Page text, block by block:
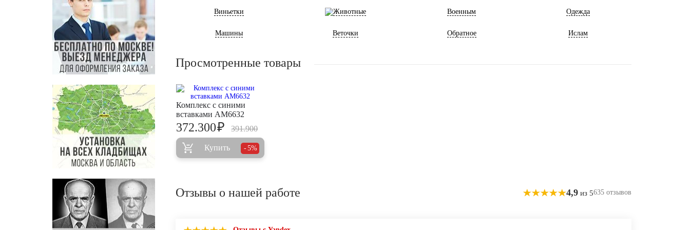
Виньетки Животные Военным Одежда
Машины Веточки Обратное Ислам
Просмотренные товары
Комплекс с синими
вставками AM6632
391.900
372.300₽
Купить 5%
Отзывы о нашей работе 4,9 из 5635 отзывов